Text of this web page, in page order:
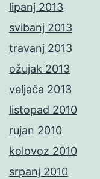
lipanj 2013
svibanj 2013
travanj 2013
ožujak 2013
veljača 2013
listopad 2010
rujan 2010
kolovoz 2010
srpanj 2010